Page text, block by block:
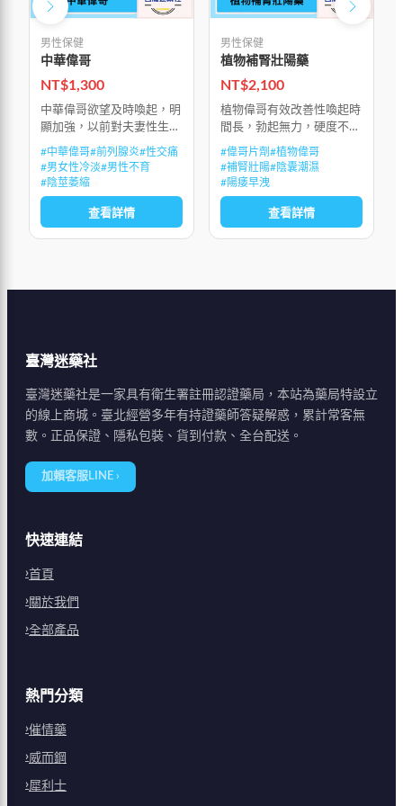
男性保健
中華偉哥
NT$1,300
中華偉哥欲望及時喚起，明
顯加強，以前對夫妻性生活
的懼怕感，隨時被沖動所替
代，能多次射精並達到多次
高潮，房事後能迅速生長補
充精子，不會因精歇而產生
疲勞感和影響腎功
#中華偉哥#前列腺炎#性交痛
#男女性冷淡#男性不育
#陰莖萎縮
查看詳情
男性保健
植物補腎壯陽藥
NT$2,100
植物偉哥有效改善性喚起時
間長，勃起無力，硬度不
夠，陽痿早洩，性生活持續
時間不夠，興奮和敏感度
低，性生活質量低下，射精
無力，射精疼痛，前列腺
炎，前列腺增生，陰
#偉哥片劑#植物偉哥
#補腎壯陽#陰囊潮濕
#陽痿早洩
查看詳情
臺灣迷藥社
臺灣迷藥社是一家具有衛生署註冊認證藥局，本站為藥局特設立
的線上商城。臺北經營多年有持證藥師答疑解惑，累計常客無
數。正品保證、隱私包裝、貨到付款、全台配送。
加賴客服LINE ›
快速連結
首頁
關於我們
全部產品
熱門分類
催情藥
威而鋼
犀利士